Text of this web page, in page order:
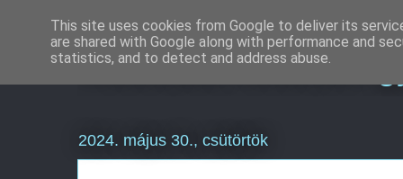
Weboldal készítés
2024. május 30., csütörtök
This site uses cookies from Google to deliver its
are shared with Google along with performance and
statistics, and to detect and address abuse.